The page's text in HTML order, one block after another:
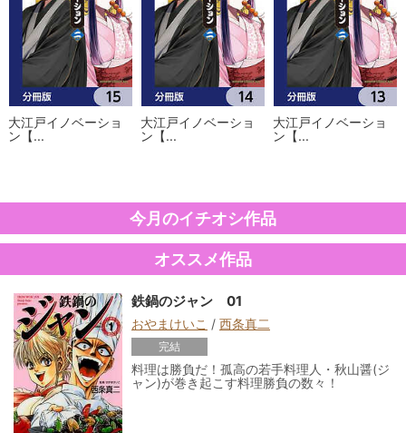
大江戸イノベーショ
ン【...
大江戸イノベーショ
ン【...
大江戸イノベーショ
ン【...
今月のイチオシ作品
オススメ作品
鉄鍋のジャン 01
おやまけいこ / 西条真二
完結
料理は勝負だ！孤高の若手料理人・秋山醤(ジ
ャン)が巻き起こす料理勝負の数々！